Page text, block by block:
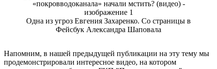
Одна из угроз Евгения Захаренко. Со страницы в
Фейсбук Александра Шаповала
Напомним, в нашей предыдущей публикации на эту тему мы
продемонстрировали интересное видео, на котором